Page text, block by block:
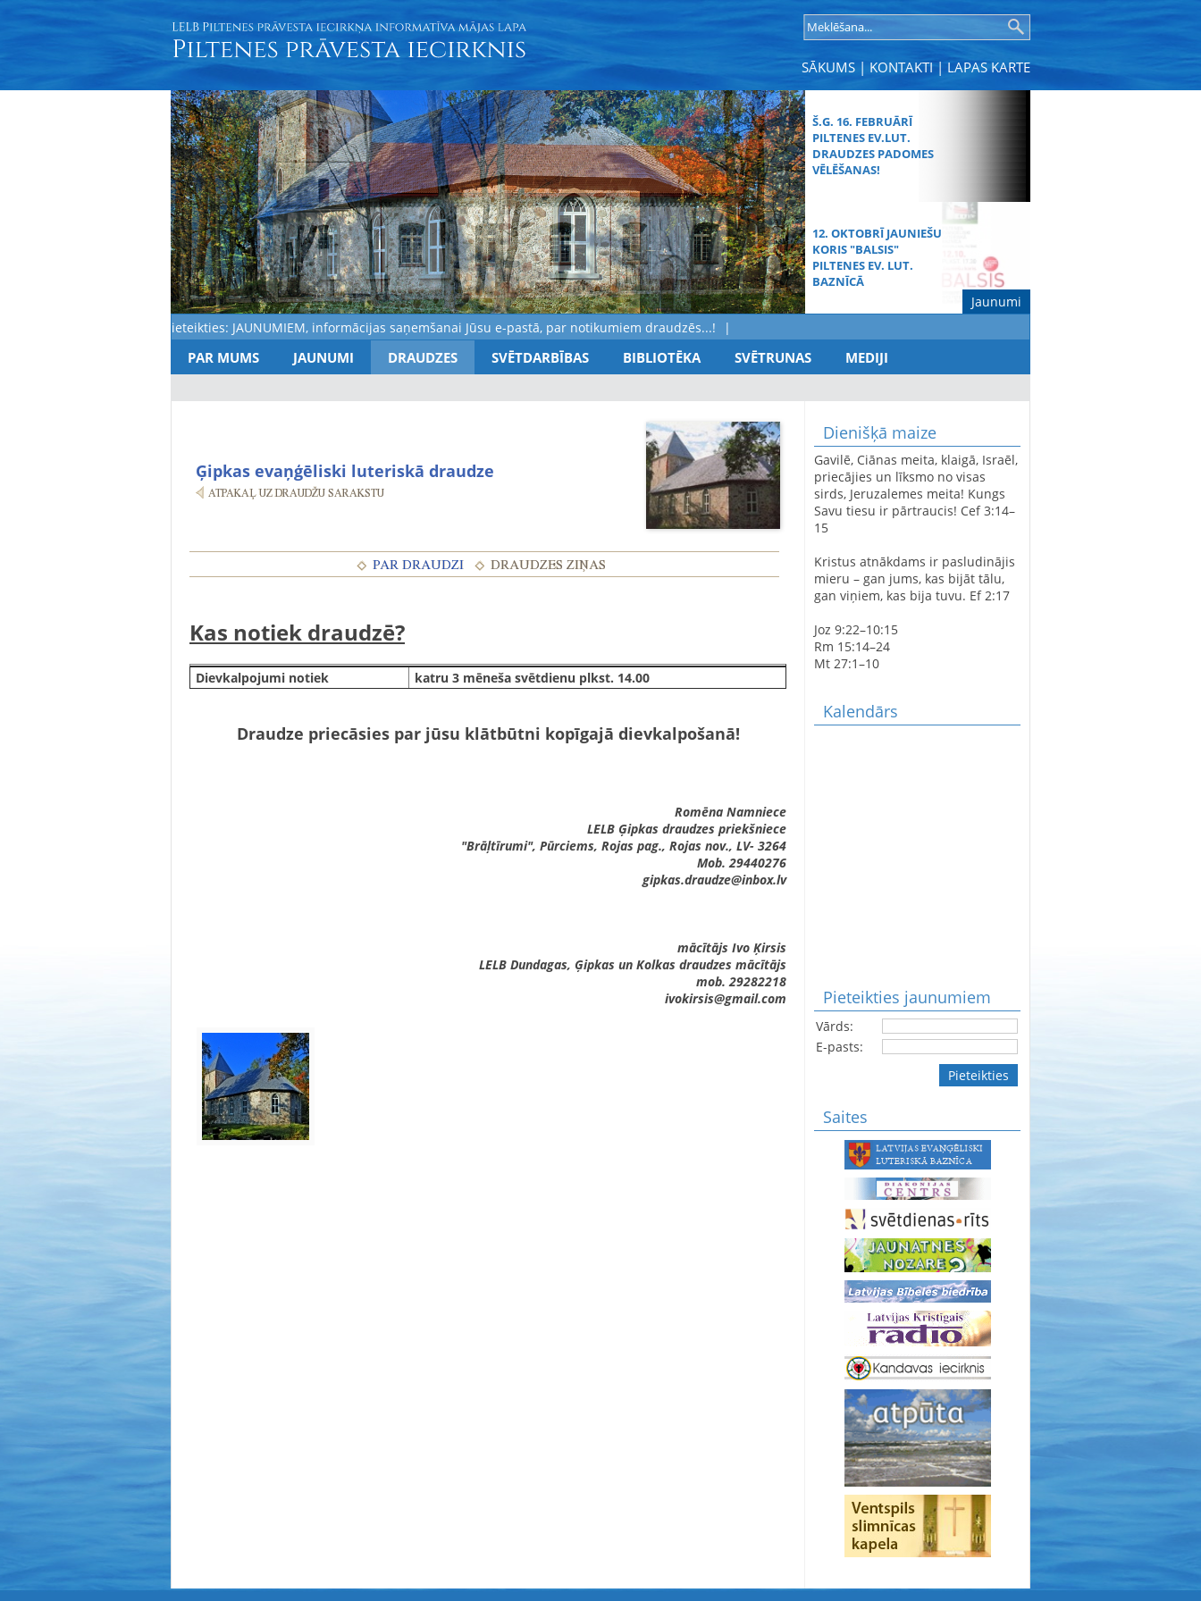
SĀKUMS | KONTAKTI| LAPAS KARTE
Š.G. 16. FEBRUĀRĪ
PILTENES EV.LUT.
DRAUDZES PADOMES
VĒLĒŠANAS!
12. OKTOBRĪ JAUNIEŠU
KORIS "BALSIS"
PILTENES EV. LUT.
BAZNĪCĀ
MŪŽĪBAS SVĒTDIENAS
DIEVKALPOJUMS
LATVIJAS SIMTGADEI
VELTĪTS
DIEVKALPOJUMS
SPĀRES BAZNĪCĀ
SPĀRES EVAŅĢĒLISKI
LUTERISKAJAI BAZNĪCAI
360
AVE MARIS STELLA
Jaunumi
Aicinām pieteikties: JAUNUMIEM, informācijas saņemšanai Jūsu e-pastā, par notikumiem draudzēs...!
PAR MUMS JAUNUMI DRAUDZES SVĒTDARBĪBAS BIBLIOTĒKA SVĒTRUNAS MEDIJI
Ģipkas evaņģēliski luteriskā draudze
Kas notiek draudzē?
Dievkalpojumi notiek katru 3 mēneša svētdienu plkst. 14.00
Draudze priecāsies par jūsu klātbūtni kopīgajā dievkalpošanā!
Romēna Namniece
LELB Ģipkas draudzes priekšniece
"Brāļtīrumi", Pūrciems, Rojas pag., Rojas nov., LV- 3264
Mob. 29440276
gipkas.draudze@inbox.lv
mācītājs Ivo Ķirsis
LELB Dundagas, Ģipkas un Kolkas draudzes mācītājs
mob. 29282218
ivokirsis@gmail.com‍
Dienišķā maize
Gavilē, Ciānas meita, klaigā, Israēl,
priecājies un līksmo no visas
sirds, Jeruzalemes meita! Kungs
Savu tiesu ir pārtraucis! Cef 3:14–
15
Kristus atnākdams ir pasludinājis
mieru – gan jums, kas bijāt tālu,
gan viņiem, kas bija tuvu. Ef 2:17
Joz 9:22–10:15
Rm 15:14–24
Mt 27:1–10
Kalendārs
Pieteikties jaunumiem
Vārds:
E-pasts:
Pieteikties
Saites